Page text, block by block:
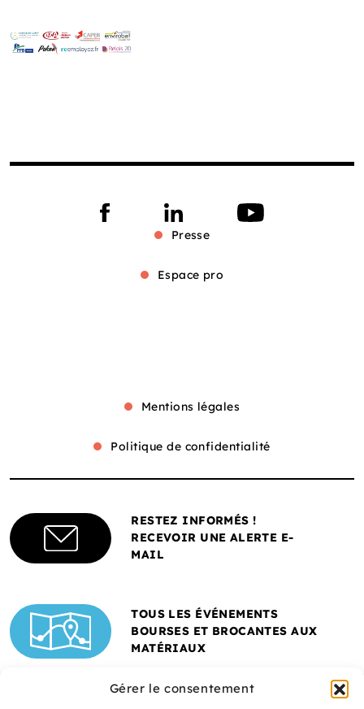
Gérer le consentement
Presse
Espace pro
Mentions légales
Politique de confidentialité
RESTEZ INFORMÉS !
RECEVOIR UNE ALERTE E-
MAIL
TOUS LES ÉVÉNEMENTS
BOURSES ET BROCANTES AUX
MATÉRIAUX